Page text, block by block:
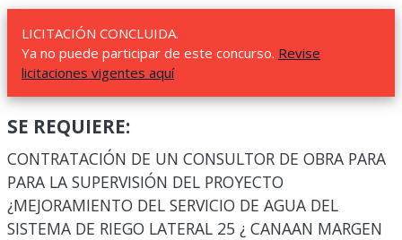
LICITACIÓN CONCLUIDA.
Ya no puede participar de este concurso. Revise
licitaciones vigentes aquí
SE REQUIERE:
CONTRATACIÓN DE UN CONSULTOR DE OBRA PARA
PARA LA SUPERVISIÓN DEL PROYECTO
¿MEJORAMIENTO DEL SERVICIO DE AGUA DEL
SISTEMA DE RIEGO LATERAL 25 ¿ CANAAN MARGEN